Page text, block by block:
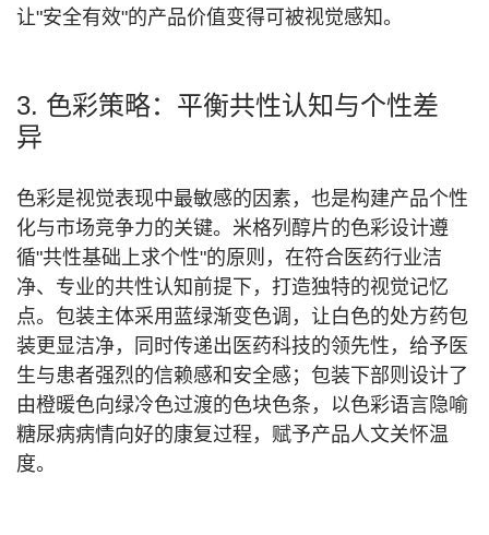
让"安全有效"的产品价值变得可被视觉感知。
3. 色彩策略：平衡共性认知与个性差
异
色彩是视觉表现中最敏感的因素，也是构建产品个性
化与市场竞争力的关键。米格列醇片的色彩设计遵
循"共性基础上求个性"的原则，在符合医药行业洁
净、专业的共性认知前提下，打造独特的视觉记忆
点。包装主体采用蓝绿渐变色调，让白色的处方药包
装更显洁净，同时传递出医药科技的领先性，给予医
生与患者强烈的信赖感和安全感；包装下部则设计了
由橙暖色向绿冷色过渡的色块色条，以色彩语言隐喻
糖尿病病情向好的康复过程，赋予产品人文关怀温
度。